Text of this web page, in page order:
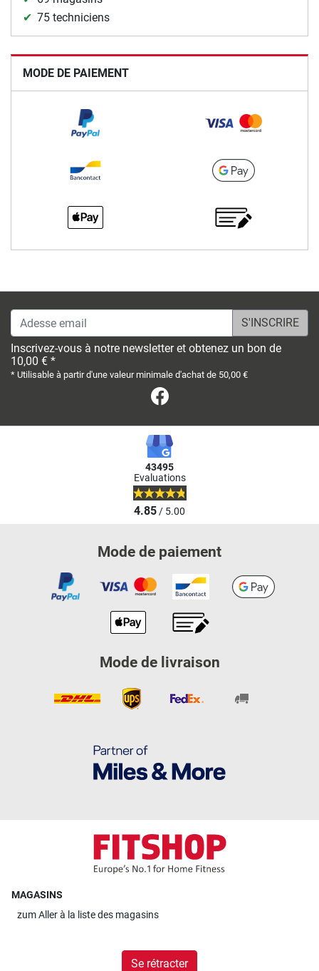
75 techniciens
MODE DE PAIEMENT
Adesse email
Inscrivez-vous à notre newsletter et obtenez un bon de
10,00 € *
* Utilisable à partir d'une valeur minimale d'achat de 50,00 €
43495
Evaluations
4.85/ 5.00
Mode de paiement
Mode de livraison
MAGASINS
zumAller à la liste des magasins
Se rétracter